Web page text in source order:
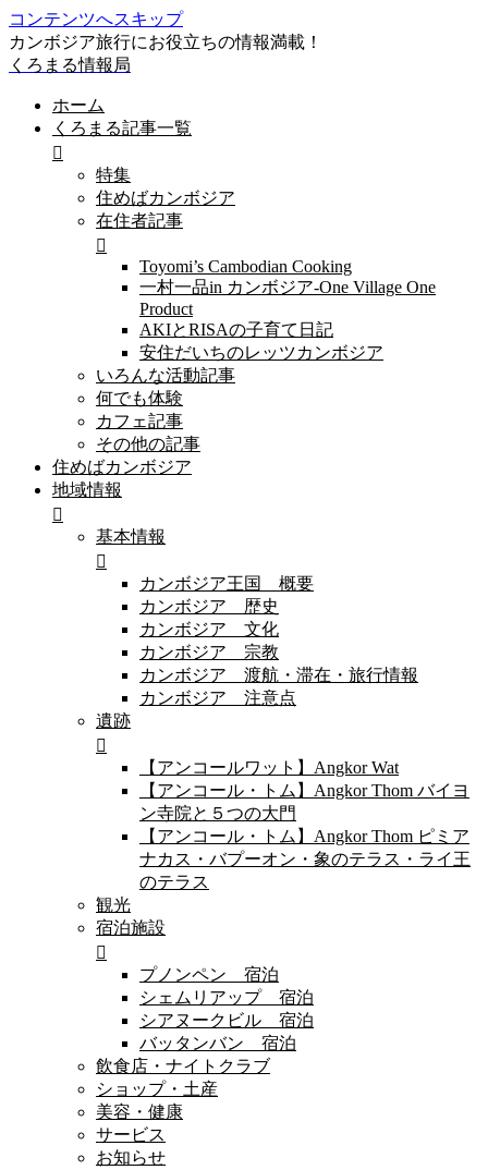
コンテンツへスキップ
カンボジア旅行にお役立ちの情報満載！
くろまる情報局
ホーム
くろまる記事一覧
特集
住めばカンボジア
在住者記事
Toyomi’s Cambodian Cooking
一村一品in カンボジア-One Village One
Product
AKIとRISAの子育て日記
安住だいちのレッツカンボジア
いろんな活動記事
何でも体験
カフェ記事
その他の記事
住めばカンボジア
地域情報
基本情報
カンボジア王国 概要
カンボジア 歴史
カンボジア 文化
カンボジア 宗教
カンボジア 渡航・滞在・旅行情報
カンボジア 注意点
遺跡
【アンコールワット】Angkor Wat
【アンコール・トム】Angkor Thom バイヨ
ン寺院と５つの大門
【アンコール・トム】Angkor Thom ピミア
ナカス・バプーオン・象のテラス・ライ王
のテラス
観光
宿泊施設
プノンペン 宿泊
シェムリアップ 宿泊
シアヌークビル 宿泊
バッタンバン 宿泊
飲食店・ナイトクラブ
ショップ・土産
美容・健康
サービス
お知らせ